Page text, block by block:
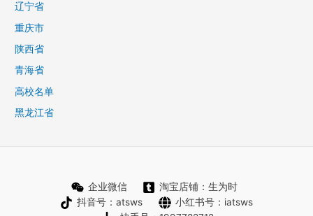
辽宁省
重庆市
陕西省
青海省
高校名单
黑龙江省
企业微信
淘宝店铺：生为时
抖音号：atsws
小红书号：iatsws